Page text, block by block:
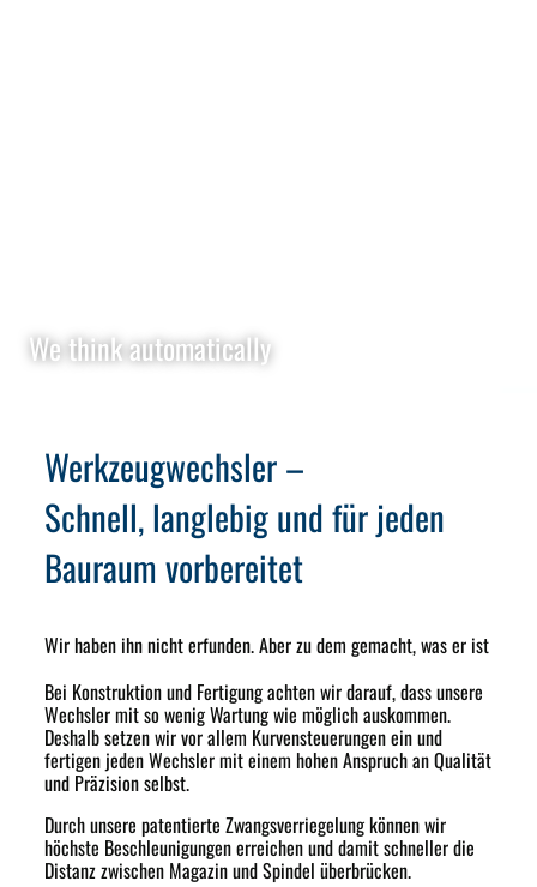
We think automatically
Werkzeugwechsler –
Schnell, langlebig und für jeden
Bauraum vorbereitet
Wir haben ihn nicht erfunden. Aber zu dem gemacht, was er ist
Bei Konstruktion und Fertigung achten wir darauf, dass unsere
Wechsler mit so wenig Wartung wie möglich auskommen.
Deshalb setzen wir vor allem Kurvensteuerungen ein und
fertigen jeden Wechsler mit einem hohen Anspruch an Qualität
und Präzision selbst.
Durch unsere patentierte Zwangsverriegelung können wir
höchste Beschleunigungen erreichen und damit schneller die
Distanz zwischen Magazin und Spindel überbrücken.